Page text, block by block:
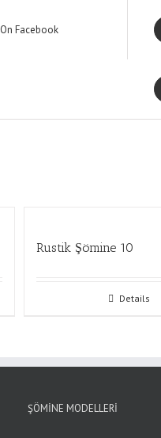
Facebook
Rustik Şömine 10
Details
ŞÖMINE MODELLERI